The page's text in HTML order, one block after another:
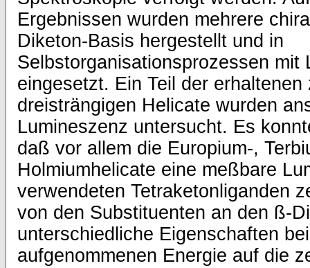
Ergebnissen wurden mehrere
Diketon-Basis hergestellt und in
Selbstorganisationsprozessen mit
eingesetzt. Ein Teil der erhaltenen
dreisträngigen Helicate wurden
Lumineszenz untersucht. Es
daß vor allem die Europium-,
Holmiumhelicate eine meßbare
verwendeten Tetraketonliganden
von den Substituenten an den ß-
unterschiedliche Eigenschaften
aufgenommenen Energie auf die